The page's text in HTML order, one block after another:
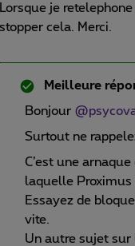
Lorsque je
stopper cela. Merci.
Meilleure
Bonjour
Surtout ne
C’est une
laquelle Proximus
Essayez de
vite.
Un autre sujet